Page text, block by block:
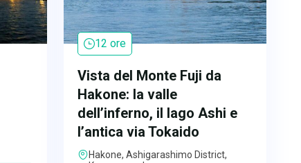
12 ore
Vista del Monte Fuji da
Hakone: la valle
dell’inferno, il lago Ashi e
l’antica via Tokaido
Hakone, Ashigarashimo District,